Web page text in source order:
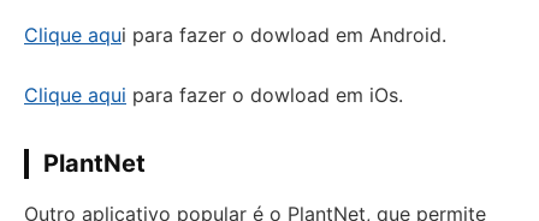
Clique aqui para fazer o dowload em Android.
Clique aqui para fazer o dowload em iOs.
PlantNet
Outro aplicativo popular é o PlantNet, que permite